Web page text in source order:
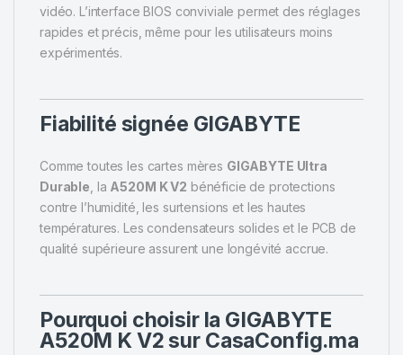
vidéo. L’interface BIOS conviviale permet des réglages
rapides et précis, même pour les utilisateurs moins
expérimentés.
Fiabilité signée GIGABYTE
Comme toutes les cartes mères GIGABYTE Ultra
Durable , la A520M K V2 bénéficie de protections
contre l’humidité, les surtensions et les hautes
températures. Les condensateurs solides et le PCB de
qualité supérieure assurent une longévité accrue.
Pourquoi choisir la GIGABYTE
A520M K V2 sur CasaConfig.ma